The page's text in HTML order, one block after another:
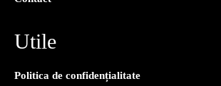
Utile
Politica de confidențialitate